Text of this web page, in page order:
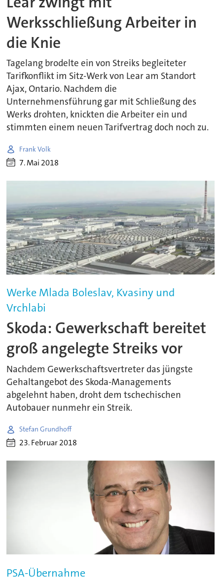
Werksschließung Arbeiter in
die Knie
Tagelang brodelte ein von Streiks begleiteter
Tarifkonflikt im Sitz-Werk von Lear am Standort
Ajax, Ontario. Nachdem die
Unternehmensführung gar mit Schließung des
Werks drohten, knickten die Arbeiter ein und
stimmten einem neuen Tarifvertrag doch noch zu.
Frank Volk
7. Mai 2018
Werke Mlada Boleslav, Kvasiny und
Vrchlabi
Skoda: Gewerkschaft bereitet
groß angelegte Streiks vor
Nachdem Gewerkschaftsvertreter das jüngste
Gehaltangebot des Skoda-Managements
abgelehnt haben, droht dem tschechischen
Autobauer nunmehr ein Streik.
Stefan Grundhoff
23. Februar 2018
PSA-Übernahme